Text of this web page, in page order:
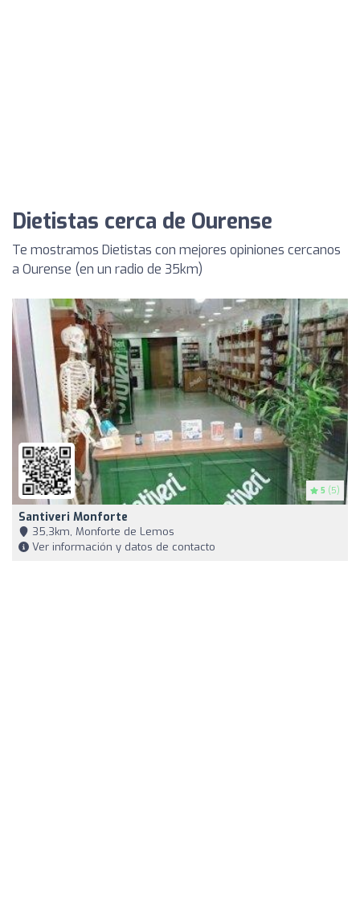
Dietistas cerca de Ourense
Te mostramos Dietistas con mejores opiniones cercanos
a Ourense (en un radio de 35km)
5 (5)
Santiveri Monforte
35,3km, Monforte de Lemos
Ver información y datos de contacto